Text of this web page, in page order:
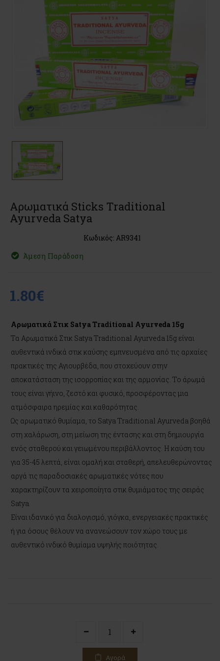
Αρωματικά Sticks Traditional
Ayurveda Satya
Κωδικός: AR9341
Άμεση Παράδοση
1.80€
Αρωματικά Στικ Satya Traditional Ayurveda 15g
Τα Αρωματικά Στικ Satya Traditional Ayurveda 15g είναι
αυθεντικά ινδικά στικ καύσης εμπνευσμένα από τις αρχαίες
πρακτικές της Αγιουρβέδα, που στοχεύουν στην
αποκατάσταση της ισορροπίας και της αρμονίας. Το άρωμά
τους είναι γήινο, ζεστό και φυσικό, προσφέροντας μια
ατμόσφαιρα ηρεμίας και καθαρότητας.
Ως αρωματικό θυμίαμα, το Satya Traditional Ayurveda βοηθά
στη χαλάρωση, στη μείωση της έντασης και στη δημιουργία
ενός σταθερού και γειωμένου περιβάλλοντος. Η καύση του
για 35-45 λεπτά, είναι ομαλή και σταθερή, απελευθερώνοντας
αργά τις παραδοσιακές αρωματικές νότες που
χαρακτηρίζουν τα χειροποίητα στικ θυμιάματος της σειράς
Satya.
Είναι ιδανικό για διαλογισμό, γιόγκα, ενεργειακές πρακτικές
ή για όσους θέλουν να ανανεώσουν τον χώρο τους με
αυθεντικό ινδικό θυμίαμα υψηλής ποιότητας.
Αγορά